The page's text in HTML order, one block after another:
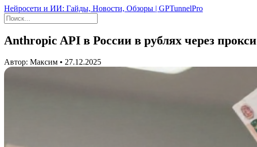
Нейросети и ИИ: Гайды, Новости, Обзоры | GPTunnelPro
Anthropic API в России в рублях через прокси
Автор: Максим • 27.12.2025